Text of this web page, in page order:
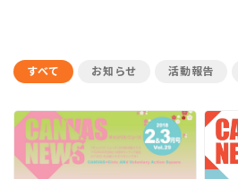
すべて お知らせ 活動報告